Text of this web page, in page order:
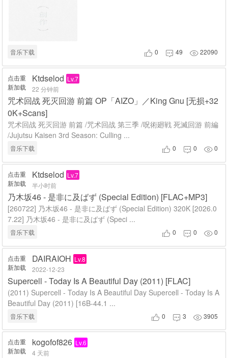
音乐下载  0  49 22090
点击重
新加载
Ktdselod Lv.7
22 分钟前
咒术回战 死灭回游 前篇 OP「AIZO」／King Gnu [无损+32
0K+Scans]
咒术回战 死灭回游 前篇 /咒术回战 第三季 /呪術廻戦 死滅回游 前編
/Jujutsu Kaisen 3rd Season: Culling ...
音乐下载  0  0 0
点击重
新加载
Ktdselod Lv.7
半小时前
乃木坂46 - 是非に及ばず (Special Edition) [FLAC+MP3]
[260722] 乃木坂46 - 是非に及ばず (Special Edition) 320K [2026.0
7.22] 乃木坂46 - 是非に及ばず (Speci ...
音乐下载  0  0 0
点击重
新加载
DAIRAIOH Lv.8
2022-12-23
Supercell - Today Is A Beautiful Day (2011) [FLAC]
(2011) Supercell - Today Is A Beautiful Day Supercell - Today Is A
Beautiful Day (2011) [16B-44.1 ...
音乐下载  0  3 3905
点击重
新加载
kogofof826 Lv.6
4 天前